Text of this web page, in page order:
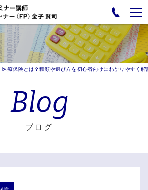
医療保険とは？種類や選び方を初心者向けにわかりやすく解
Blog
ブログ
険